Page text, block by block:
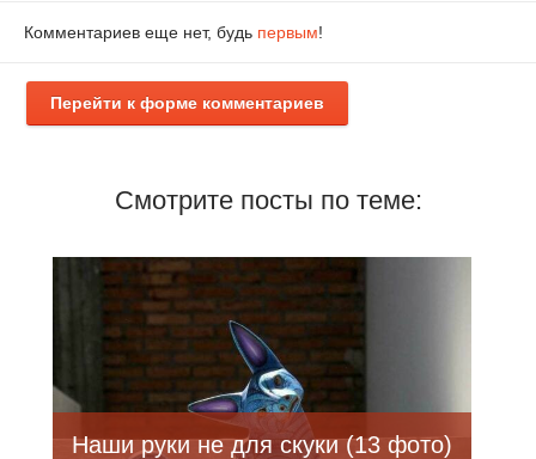
Комментариев еще нет, будь первым!
Перейти к форме комментариев
Смотрите посты по теме:
Наши руки не для скуки (13 фото)